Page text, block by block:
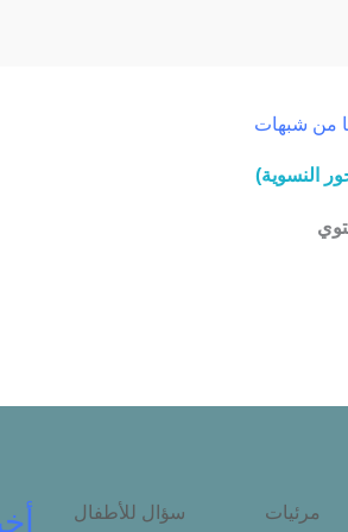
النسوية)
مرئيات سؤال للأطفال